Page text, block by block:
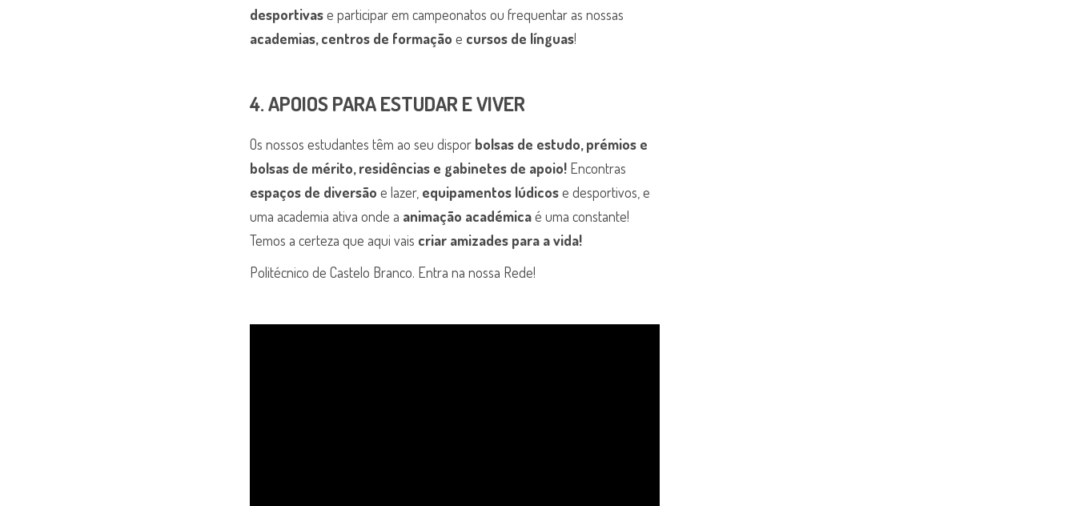
desportivase participar em campeonatos ou frequentar as nossas
academias, centros de formação e cursos de línguas!
4. APOIOS PARA ESTUDAR E VIVER
Os nossos estudantes têm ao seu dispor bolsas de estudo, prémios e
bolsas de mérito, residências e gabinetes de apoio! Encontras
espaços de diversão e lazer, equipamentos lúdicose desportivos, e
uma academia ativa onde a animação académicaé uma constante!
Temos a certeza que aqui vais criar amizades para a vida!
Politécnico de Castelo Branco. Entra na nossa Rede!